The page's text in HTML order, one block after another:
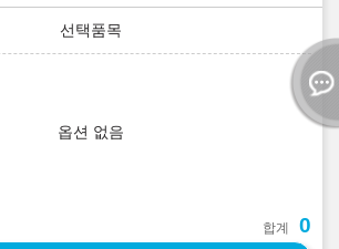
옵션 없음
합계 0